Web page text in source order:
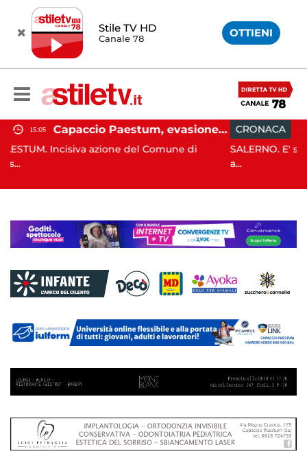
Stile TV HD
Canale 78 OTTIENI
Capaccio Paestum, evasione tassa di soggiorno: scoperte 49 strutture fantasma, elevate 132 sanzioni
del Comune di
CRONACA 13:55
SALERNO. E' stato scoperto solo